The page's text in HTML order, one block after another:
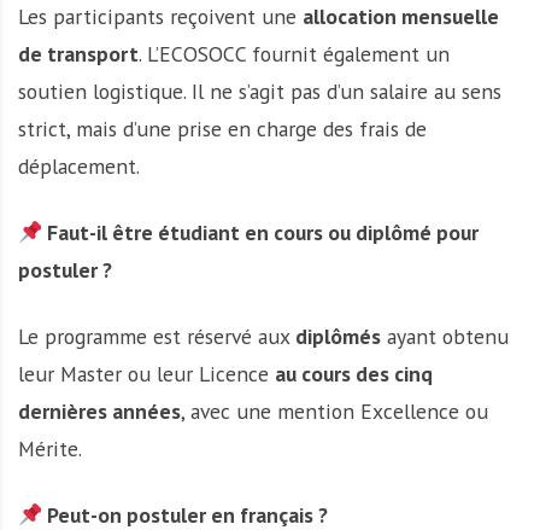
Les participants reçoivent une allocation mensuelle
de transport. L’ECOSOCC fournit également un
soutien logistique. Il ne s’agit pas d’un salaire au sens
strict, mais d’une prise en charge des frais de
déplacement.
Faut-il être étudiant en cours ou diplômé pour
postuler ?
Le programme est réservé aux diplômés ayant obtenu
leur Master ou leur Licence au cours des cinq
dernières années, avec une mention Excellence ou
Mérite.
Peut-on postuler en français ?